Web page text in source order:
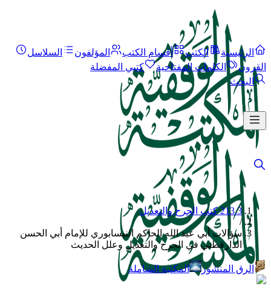
الرئيسية الكتب أقسام الكتب المؤلفون
السلاسل
القرون
الكلمات المفتاحية
كتبي المفضلة
البحث
213.3 كتب الجرح والتعديل
/
سؤالات أبي عبد الله الحاكم النيسابوري للإمام أبي الحسن
الدارقطني في الجرح والتعديل وعلل الحديث
الرق المنشور المكتبة الشاملة